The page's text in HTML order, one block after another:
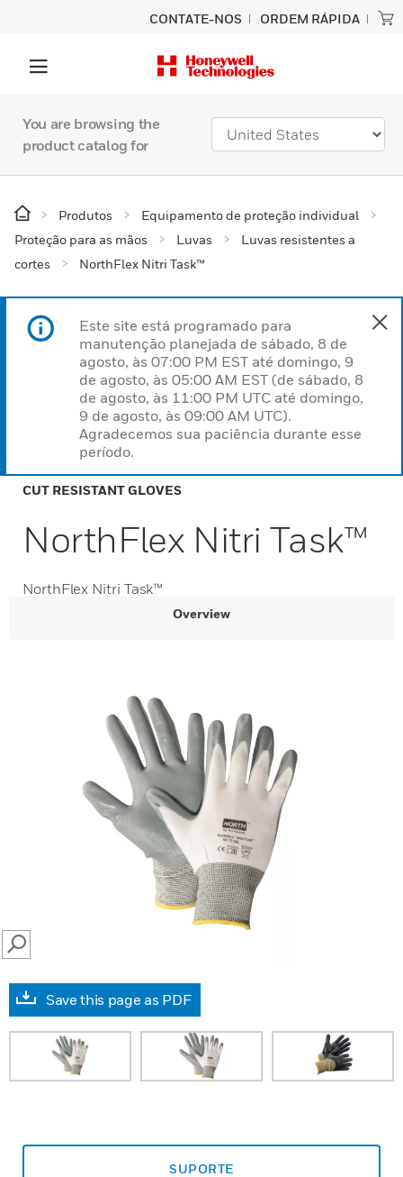
CONTATE-NOS ORDEM RÁPIDA
You are browsing the
product catalog for
Produtos
Equipamento de proteção individual
Proteção para as mãos
Luvas
Luvas resistentes a
cortes
NorthFlex Nitri Task™
Este site está programado para
manutenção planejada de sábado, 8 de
agosto, às 07:00 PM EST até domingo, 9
de agosto, às 05:00 AM EST (de sábado, 8
de agosto, às 11:00 PM UTC até domingo,
9 de agosto, às 09:00 AM UTC).
Agradecemos sua paciência durante esse
período.
CUT RESISTANT GLOVES
NorthFlex Nitri Task™
NorthFlex Nitri Task™
Overview
SEARCH
Save this page as PDF
SUPORTE